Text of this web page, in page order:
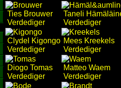
Ties Brouwer
Verdediger
Taneli
Verdediger
Clydel Kigongo
Verdediger
Mees Kreekels
Verdediger
Diogo Tomas
Verdediger
Matteo Waem
Verdediger